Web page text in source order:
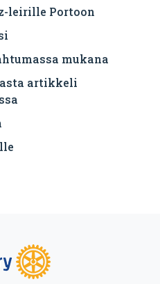
leirille Portoon
mukana
artikkeli